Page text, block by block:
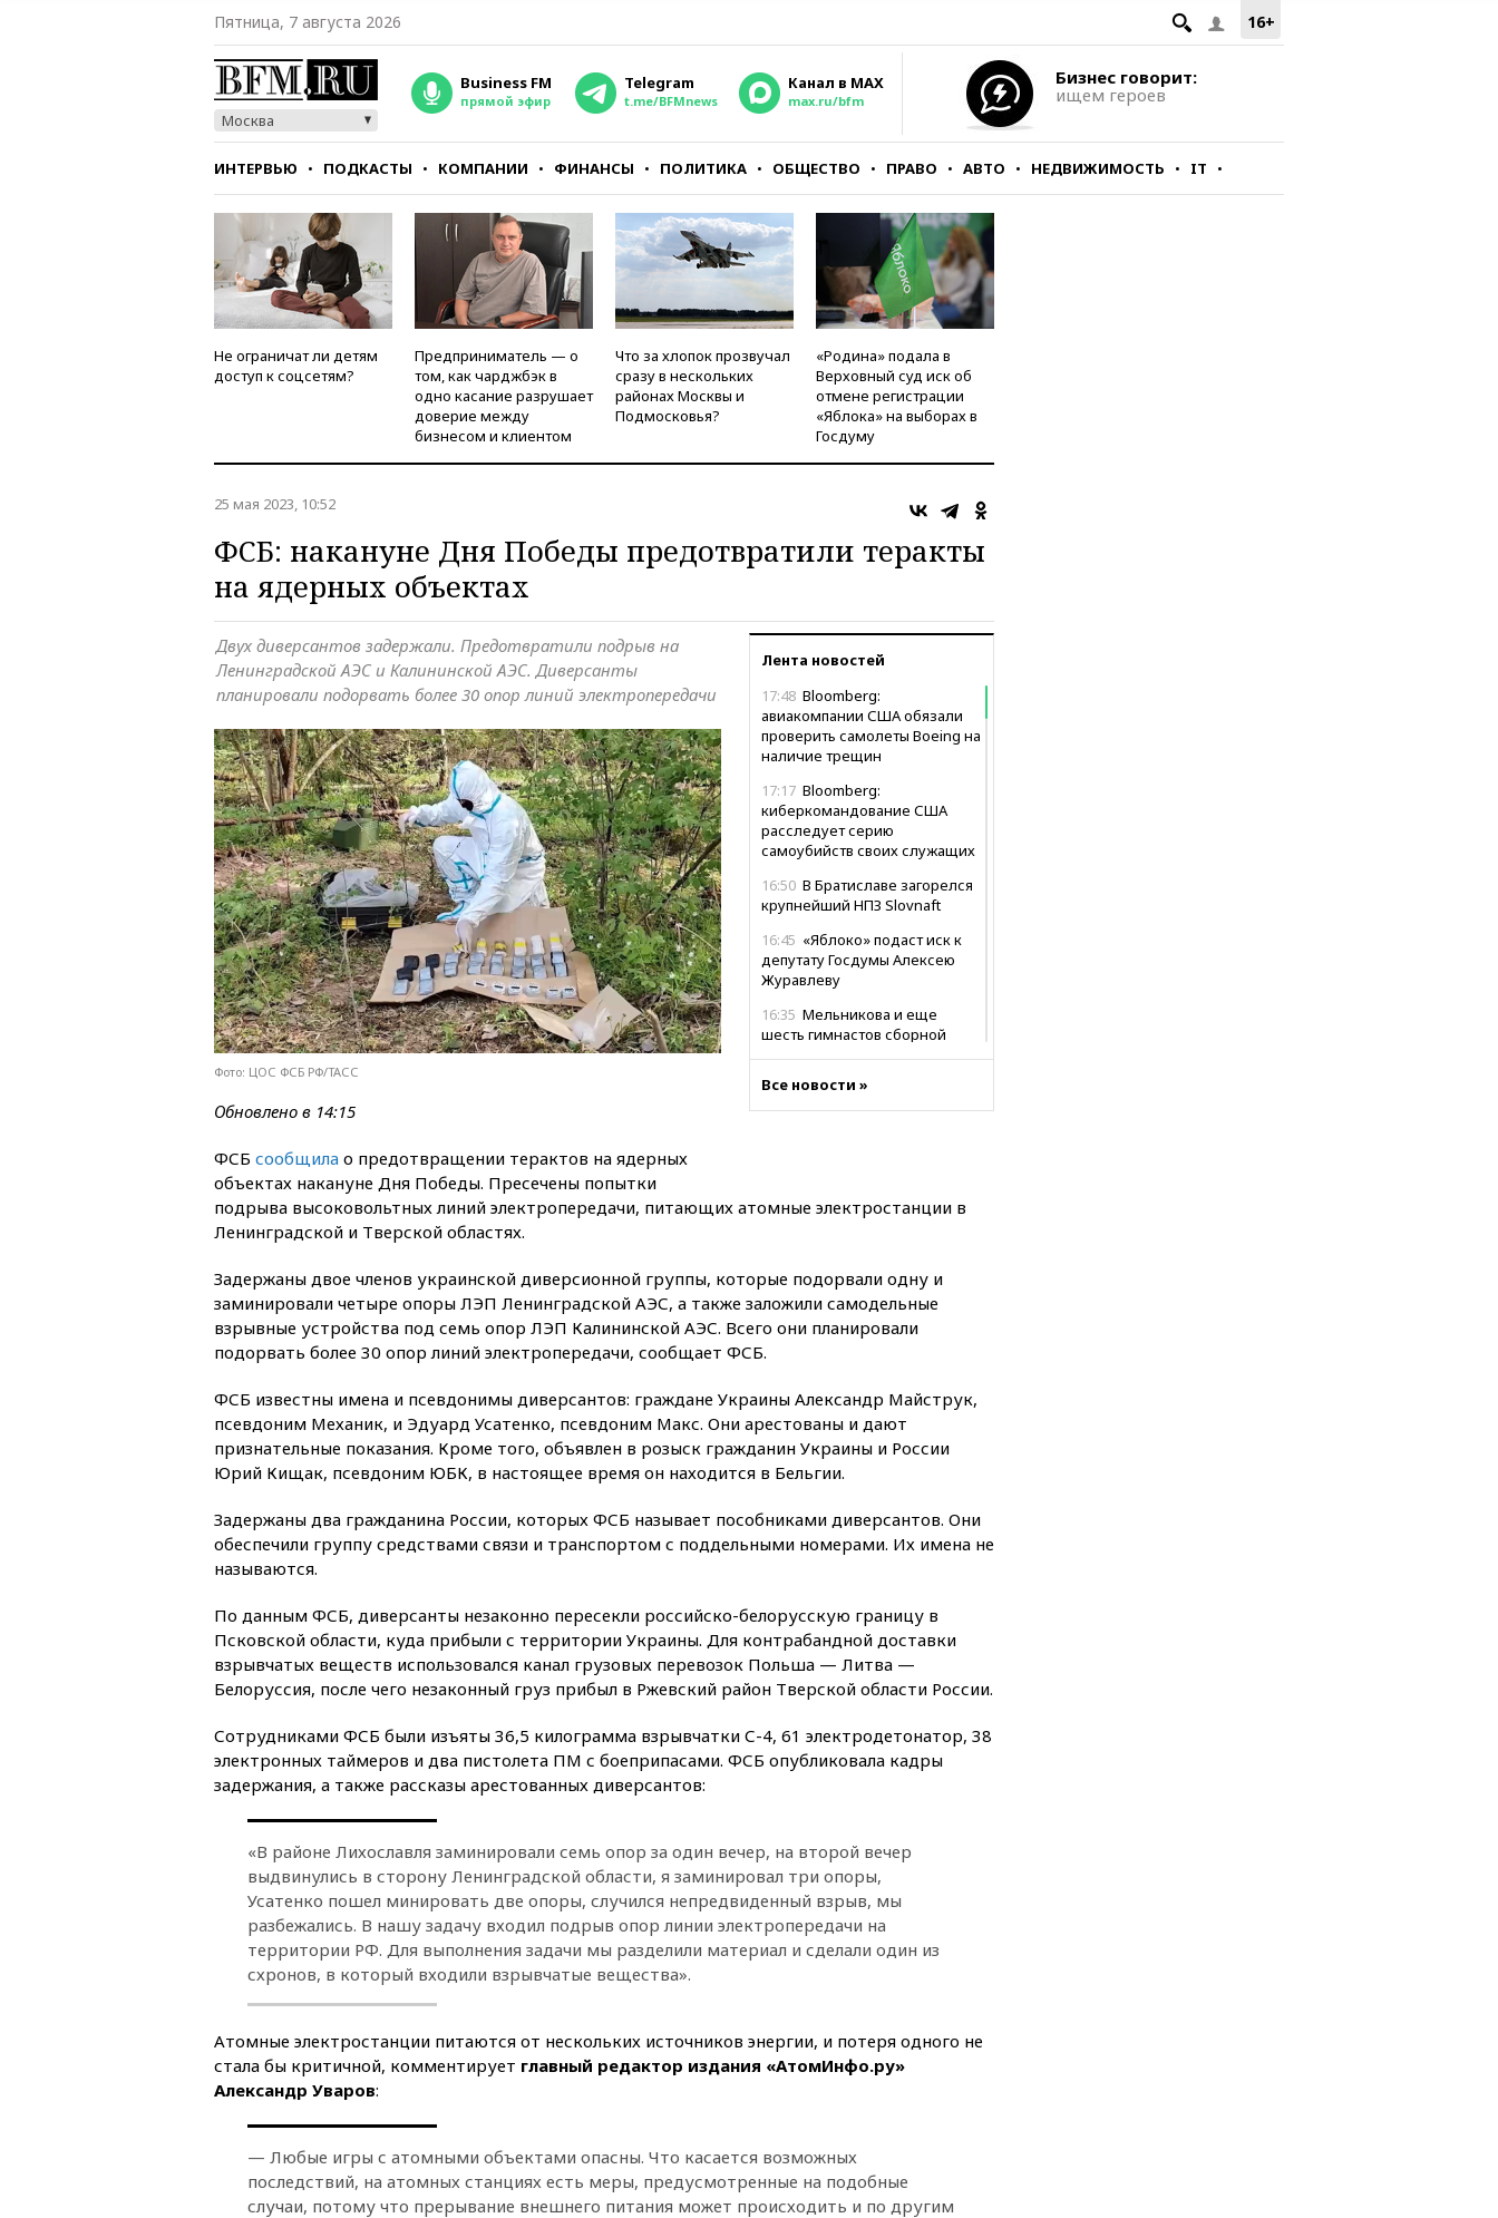
16+
Пятница, 7 августа 2026
Москва
Business FM
прямой эфир
Telegram
t.me/BFMnews
Канал в MAX
max.ru/bfm
Бизнес говорит:
ищем героев
ИНТЕРВЬЮ ПОДКАСТЫ КОМПАНИИ ФИНАНСЫ ПОЛИТИКА ОБЩЕСТВО ПРАВО АВТО НЕДВИЖИМОСТЬ IT
СТИЛЬ ТЕСТЫ
Не ограничат ли детям
доступ к соцсетям?
Предприниматель — о
том, как чарджбэк в
одно касание разрушает
доверие между
бизнесом и клиентом
Что за хлопок прозвучал
сразу в нескольких
районах Москвы и
Подмосковья?
«Родина» подала в
Верховный суд иск об
отмене регистрации
«Яблока» на выборах в
Госдуму
25 мая 2023, 10:52
ФСБ: накануне Дня Победы предотвратили теракты
на ядерных объектах
Лента новостей
17:48 Bloomberg:
авиакомпании США обязали
проверить самолеты Boeing на
наличие трещин
17:17 Bloomberg:
киберкомандование США
расследует серию
самоубийств своих служащих
16:50 В Братиславе загорелся
крупнейший НПЗ Slovnaft
16:45 «Яблоко» подаст иск к
депутату Госдумы Алексею
Журавлеву
16:35 Мельникова и еще
шесть гимнастов сборной
России не получили визы на
16:16Движение по
16:00Создатели пирамиды
АФК «Наследие» получили от
15:45Верховный суд 10
августа рассмотрит иск о
снятии «Яблока» с выборов
15:35
складе с красками в Брянске
15:15«Аэрофлот» с 1 октября
возобновит ежедневные
рейсы в Абу-Даби
Аравия и Пакистан
объединились в военный
Books получил условный срок
по делу о пропаганде ЛГБТ
14:34Минпромторг не
намерен сокращать перечень
импорта
14:14Роспотребнадзор
Глава Тувы включил
сенатора Нарусову в список
кандидатов в Совфед
Wildberries запустит
программу по открытию
партнерских хабов
собственности
13:16«Родина» просит
Верховный суд снять «Яблоко»
с выборов
Все новости »
Двух диверсантов задержали. Предотвратили подрыв на
Ленинградской АЭС и Калининской АЭС. Диверсанты
планировали подорвать более 30 опор линий электропередачи
Фото: ЦОС ФСБ РФ/ТАСС
Обновлено в 14:15
ФСБ сообщила о предотвращении терактов на ядерных
объектах накануне Дня Победы. Пресечены попытки
подрыва высоковольтных линий электропередачи, питающих атомные электростанции в
Ленинградской и Тверской областях.
Задержаны двое членов украинской диверсионной группы, которые подорвали одну и
заминировали четыре опоры ЛЭП Ленинградской АЭС, а также заложили самодельные
взрывные устройства под семь опор ЛЭП Калининской АЭС. Всего они планировали
подорвать более 30 опор линий электропередачи, сообщает ФСБ.
ФСБ известны имена и псевдонимы диверсантов: граждане Украины Александр Майструк,
псевдоним Механик, и Эдуард Усатенко, псевдоним Макс. Они арестованы и дают
признательные показания. Кроме того, объявлен в розыск гражданин Украины и России
Юрий Кищак, псевдоним ЮБК, в настоящее время он находится в Бельгии.
Задержаны два гражданина России, которых ФСБ называет пособниками диверсантов. Они
обеспечили группу средствами связи и транспортом с поддельными номерами. Их имена не
называются.
По данным ФСБ, диверсанты незаконно пересекли российско-белорусскую границу в
Псковской области, куда прибыли с территории Украины. Для контрабандной доставки
взрывчатых веществ использовался канал грузовых перевозок Польша — Литва —
Белоруссия, после чего незаконный груз прибыл в Ржевский район Тверской области России.
Сотрудниками ФСБ были изъяты 36,5 килограмма взрывчатки С-4, 61 электродетонатор, 38
электронных таймеров и два пистолета ПМ с боеприпасами. ФСБ опубликовала кадры
задержания, а также рассказы арестованных диверсантов:
«В районе Лихославля заминировали семь опор за один вечер, на второй вечер
выдвинулись в сторону Ленинградской области, я заминировал три опоры,
Усатенко пошел минировать две опоры, случился непредвиденный взрыв, мы
разбежались. В нашу задачу входил подрыв опор линии электропередачи на
территории РФ. Для выполнения задачи мы разделили материал и сделали один из
схронов, в который входили взрывчатые вещества».
Атомные электростанции питаются от нескольких источников энергии, и потеря одного не
стала бы критичной, комментирует главный редактор издания «АтомИнфо.ру»
Александр Уваров:
— Любые игры с атомными объектами опасны. Что касается возможных
последствий, на атомных станциях есть меры, предусмотренные на подобные
случаи, потому что прерывание внешнего питания может происходить и по другим